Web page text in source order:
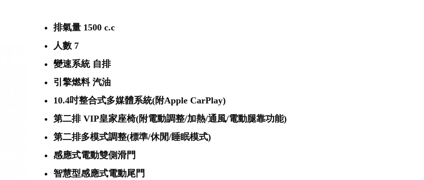
排氣量 1500 c.c
人數 7
變速系統 自排
引擎燃料 汽油
10.4吋整合式多媒體系統(附Apple CarPlay)
第二排 VIP皇家座椅(附電動調整/加熱/通風/電動腿靠功能)
第二排多模式調整(標準/休閒/睡眠模式)
感應式電動雙側滑門
智慧型感應式電動尾門